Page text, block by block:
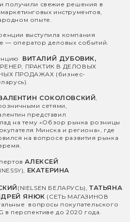
получили свежие решения в
инструментов,
опыте.
выступила компания
— оператор деловых событий.
ВИТАЛИЙ ДУБОВИК,
ПРАКТИК В ДЕЛОВЫХ
ПРОДАЖАХ (бизнес-
СОКОЛОВСКИЙ,
сетями,
представил
на тему «Обзор рынка розницы
Минска и региона», где
на вопросе развития рынка
АЛЕКСЕЙ
ЕКАТЕРИНА
(NIELSEN БЕЛАРУСЬ), ТАТЬЯНА
ЯНЮК (СЕТЬ МАГАЗИНОВ
вопросы покупательского
в перспективе до 2020 года.